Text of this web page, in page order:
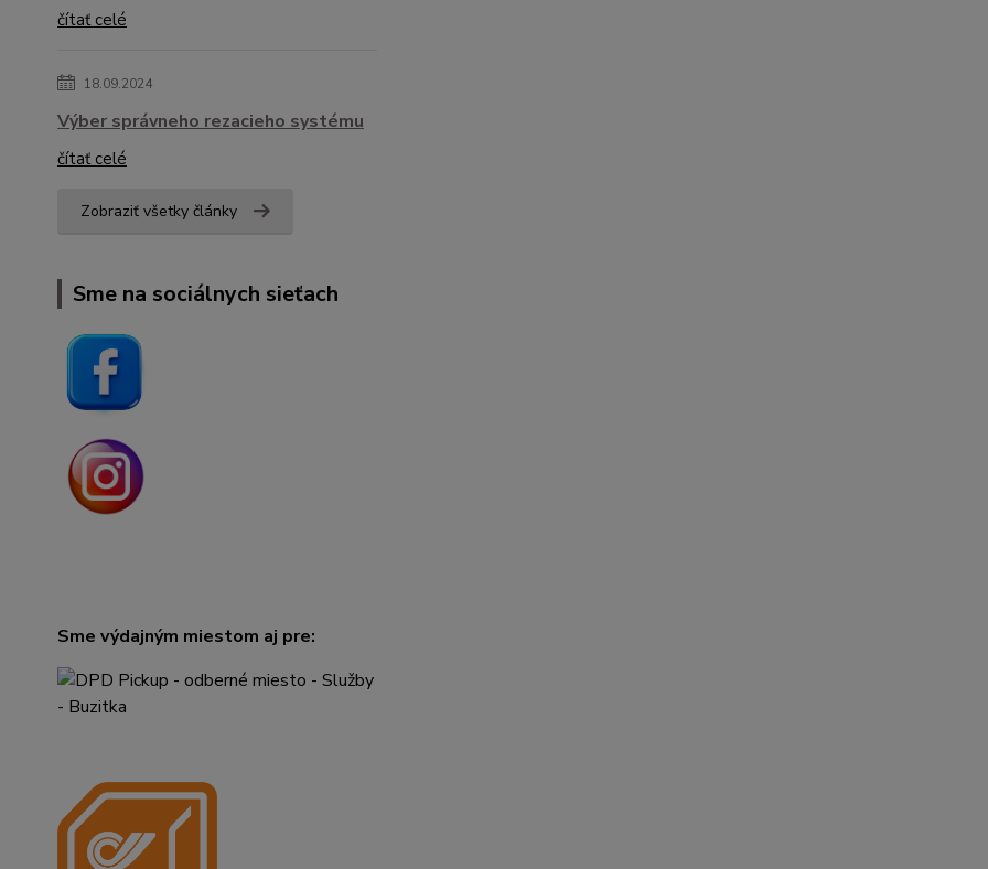
čítať celé
18.09.2024
Výber správneho rezacieho systému
čítať celé
Zobraziť všetky články
Sme na sociálnych sieťach
Sme výdajným miestom aj pre: